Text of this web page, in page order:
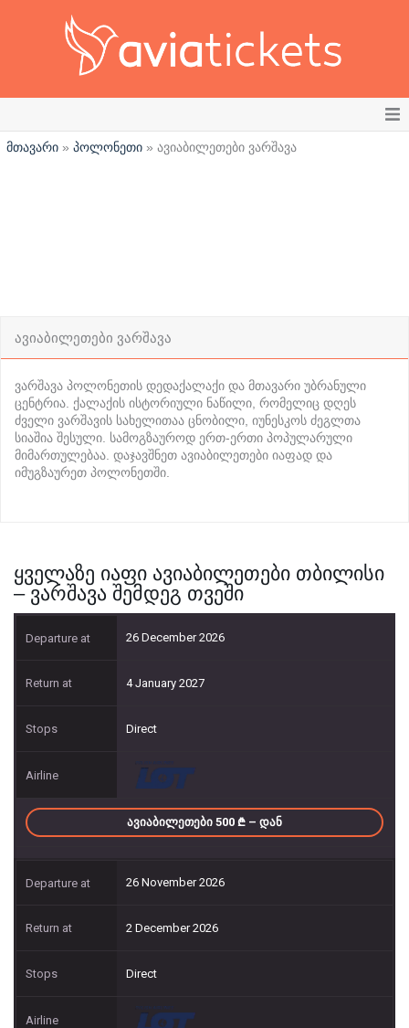
ავიაბილეთები
ბლოგი
სხვა
კონტაქტი
მთავარი » პოლონეთი » ავიაბილეთები ვარშავა
ავიაბილეთები ვარშავა
ვარშავა პოლონეთის დედაქალაქი და მთავარი უბრანული
ცენტრია. ქალაქის ისტორიული ნაწილი, რომელიც დღეს
ძველი ვარშავის სახელითაა ცნობილი, იუნესკოს ძეგლთა
სიაშია შესული. სამოგზაუროდ ერთ-ერთი პოპულარული
მიმართულებაა. დაჯავშნეთ ავიაბილეთები იაფად და
იმუგზაურეთ პოლონეთში.
ყველაზე იაფი ავიაბილეთები თბილისი
– ვარშავა შემდეგ თვეში
26 December 2026
4 January 2027
Direct
ᲐᲕᲘᲐᲑᲘᲚᲔᲗᲔᲑᲘ 500 – ᲓᲐᲜ
26 November 2026
2 December 2026
Direct